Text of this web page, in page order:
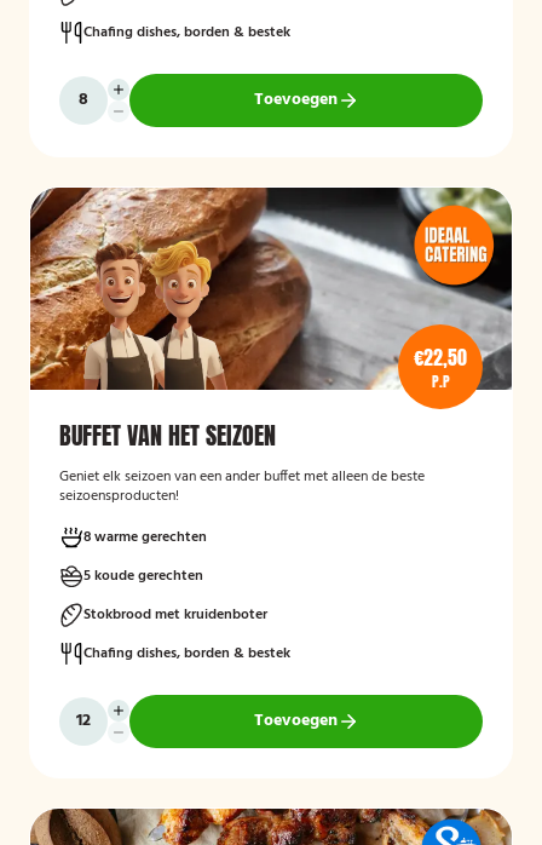
Chafing dishes, borden & bestek
Toevoegen
€22,50
P.P
BUFFET VAN HET SEIZOEN
Geniet elk seizoen van een ander buffet met alleen de beste
seizoensproducten!
8 warme gerechten
5 koude gerechten
Stokbrood met kruidenboter
Chafing dishes, borden & bestek
Toevoegen